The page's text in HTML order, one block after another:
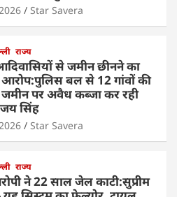
Star Savera
राज्य
से जमीन छीनने का
आरोप:पुलिस बल से 12 गांवों की
पर अवैध कब्जा कर रही
सिंह
Star Savera
राज्य
ने 22 साल जेल काटी:सुप्रीम